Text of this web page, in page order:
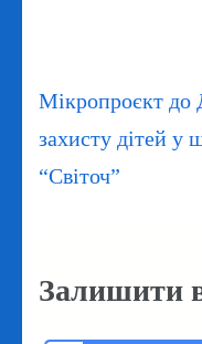
Навігація
записів
Мікропроєкт до
захисту дітей у
“Світоч”
Залишити